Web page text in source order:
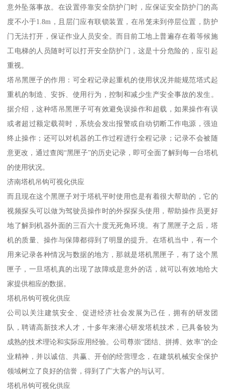
意外坠落事故。在设置停靠安全防护门时，应保证安全防护门的高
度不小于1.8m，且层门应有联锁装置，在吊笼未到停层位置，防护
门无法打开，保证作业人员安全。而目前工地上普遍存在着等候施
工电梯的人员随时可以打开安全防护门，这是十分危险的，应引起
重视。
塔吊黑匣子的作用：可全程记录起重机的使用状况并能规范塔式起
重机的制造、安拆、使用行为，控制和减少生产安全事故的发生。
据介绍，这种塔吊黑匣子可有效避免误操作和超载，如果操作有误
或者超过额定载荷时，系统会发出报警或自动切断工作电源，强迫
终止操作；还可以对机器的工作过程进行全程记录；记录不会被随
意更改，通过查阅“黑匣子”的历史记录，即可全面了解到每一台塔机
的使用状况。
济南塔机吊钩可视化供应
而且现在这个黑匣子对于塔机平时使用也是有着很大帮助的，它的
视频探头可以做为驾驶员操作时的外探探头使用，帮助操作员更好
地了解到机器外面的三百六十度无死角环境。有了黑匣子之后，塔
机的质量、操作与保障都得到了明显的提升。在塔机当中，有一个
用来记录各种情况与数据的地方，那就是塔机黑匣子，有了这个黑
匣子，一旦塔机真的出现了故障或是意外的话，就可以有效地给大
家提供相应的数据。
塔机吊钩可视化供应
公司以关注建筑安全、促进经济社会发展为己任，拥有的研发团
队，聘请高新技术人才，十多年来潜心研发塔机技术，已具备较为
成熟的技术理论和实际应用经验。公司尊崇“团结、拼搏、效率”的企
业精神，并以诚信、共赢、开创的经营理念，在建筑机械安全保护
领域树立了良好的信誉，得到了广大客户的与认可。
塔机吊钩可视化供应